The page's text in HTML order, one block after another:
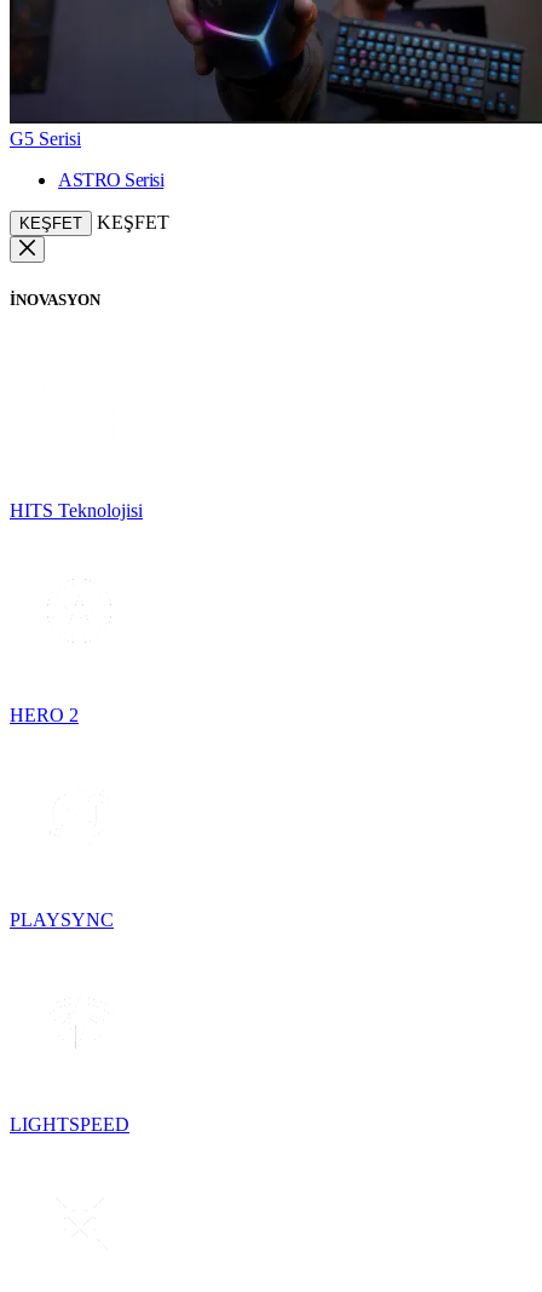
G5 Serisi
ASTRO Serisi
KEŞFET KEŞFET
İNOVASYON
HITS Teknolojisi
HERO 2
PLAYSYNC
LIGHTSPEED